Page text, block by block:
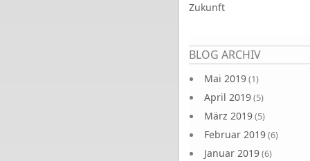
Zukunft
BLOG ARCHIV
Mai 2019(1)
April 2019(5)
März 2019(5)
Februar 2019(6)
Januar 2019(6)
Seiten